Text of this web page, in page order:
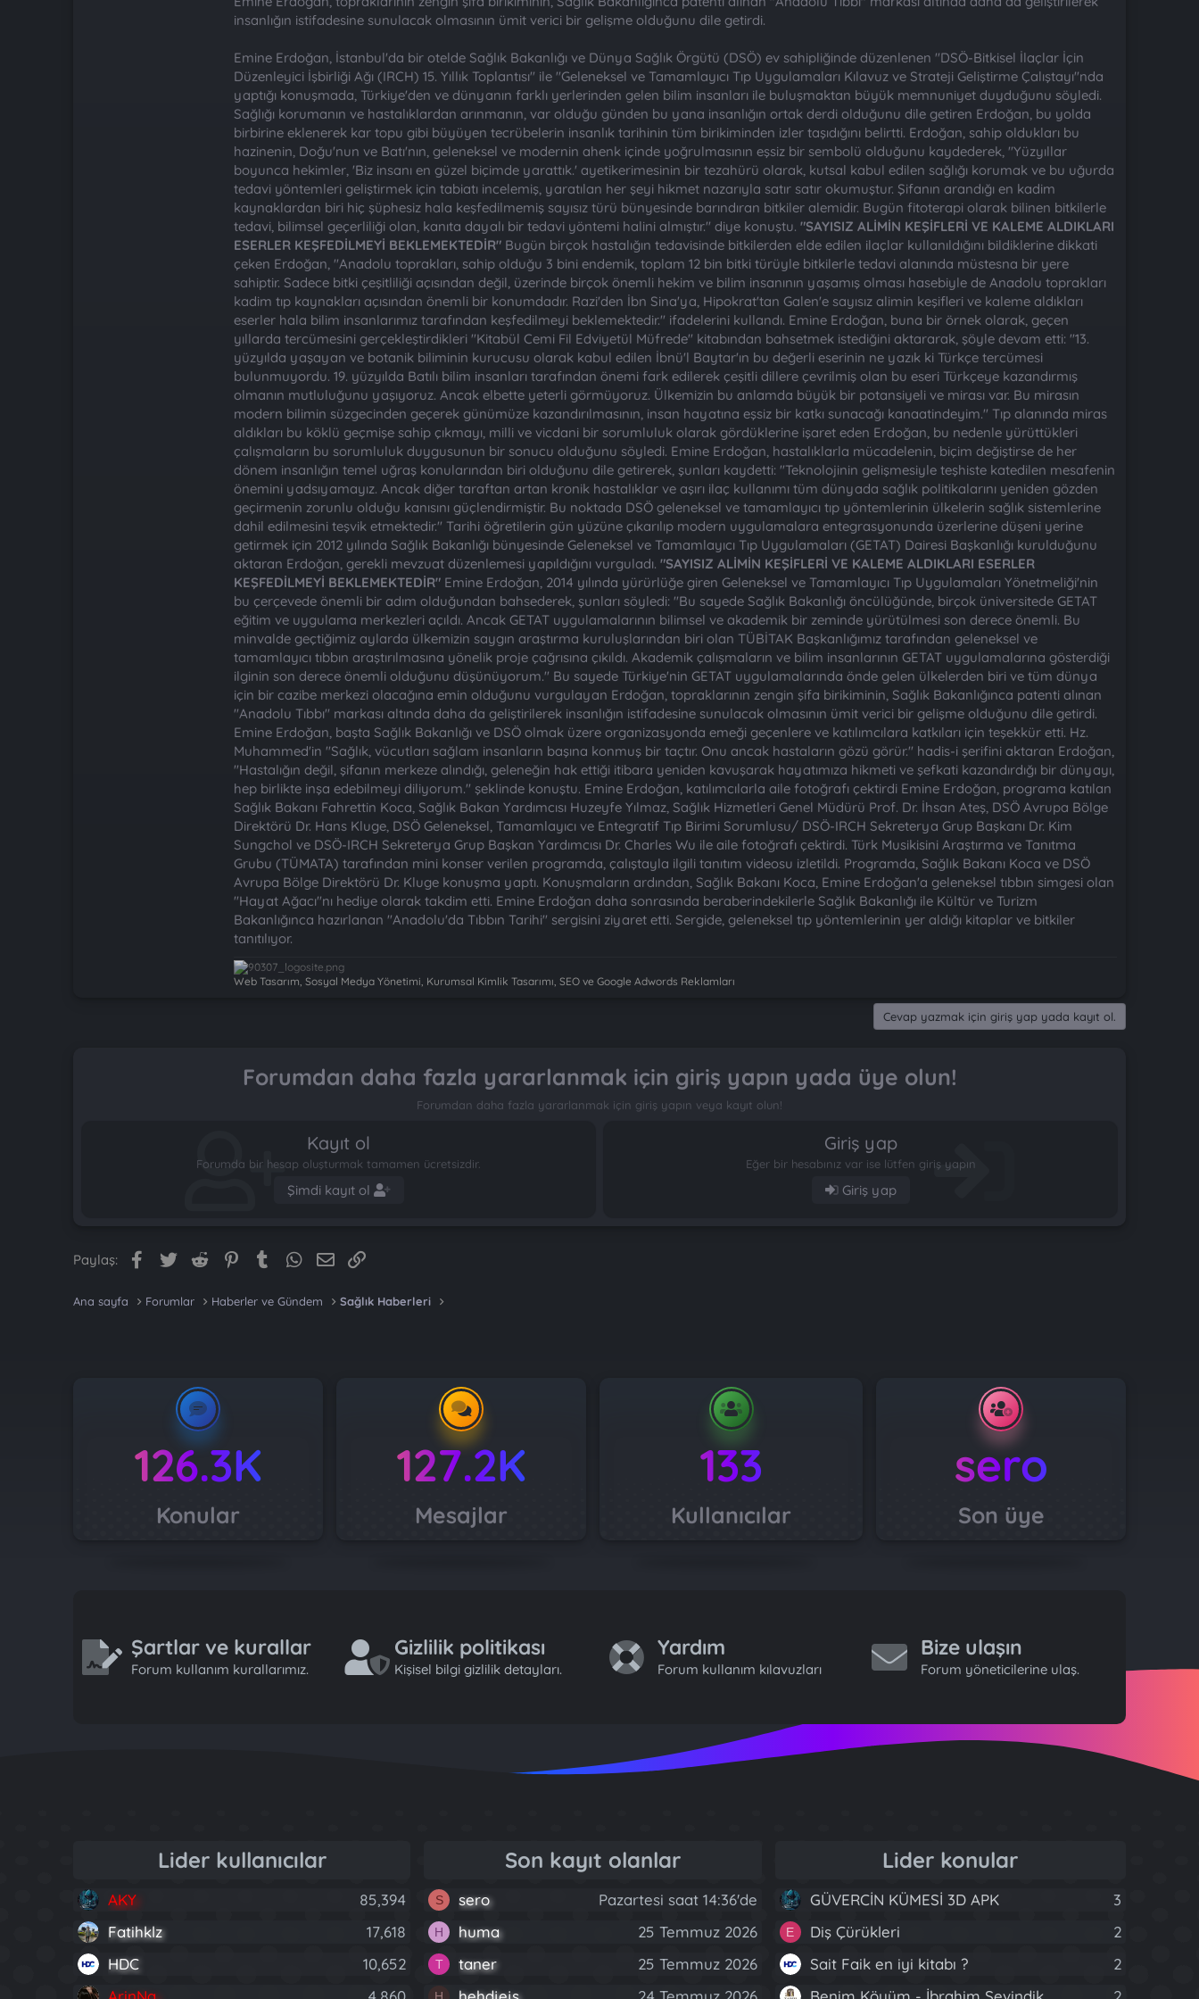
insanlığın istifadesine sunulacak olmasının ümit verici bir gelişme olduğunu dile getirdi.
Emine Erdoğan, İstanbul'da bir otelde Sağlık Bakanlığı ve Dünya Sağlık Örgütü (DSÖ) ev sahipliğinde düzenlenen "DSÖ-Bitkisel İlaçlar İçin
Düzenleyici İşbirliği Ağı (IRCH) 15. Yıllık Toplantısı" ile "Geleneksel ve Tamamlayıcı Tıp Uygulamaları Kılavuz ve Strateji Geliştirme Çalıştayı"nda
yaptığı konuşmada, Türkiye'den ve dünyanın farklı yerlerinden gelen bilim insanları ile buluşmaktan büyük memnuniyet duyduğunu söyledi.
Sağlığı korumanın ve hastalıklardan arınmanın, var olduğu günden bu yana insanlığın ortak derdi olduğunu dile getiren Erdoğan, bu yolda
birbirine eklenerek kar topu gibi büyüyen tecrübelerin insanlık tarihinin tüm birikiminden izler taşıdığını belirtti. Erdoğan, sahip oldukları bu
hazinenin, Doğu'nun ve Batı'nın, geleneksel ve modernin ahenk içinde yoğrulmasının eşsiz bir sembolü olduğunu kaydederek, "Yüzyıllar
boyunca hekimler, 'Biz insanı en güzel biçimde yarattık.' ayetikerimesinin bir tezahürü olarak, kutsal kabul edilen sağlığı korumak ve bu uğurda
tedavi yöntemleri geliştirmek için tabiatı incelemiş, yaratılan her şeyi hikmet nazarıyla satır satır okumuştur. Şifanın arandığı en kadim
kaynaklardan biri hiç şüphesiz hala keşfedilmemiş sayısız türü bünyesinde barındıran bitkiler alemidir. Bugün fitoterapi olarak bilinen bitkilerle
tedavi, bilimsel geçerliliği olan, kanıta dayalı bir tedavi yöntemi halini almıştır." diye konuştu. "SAYISIZ ALİMİN KEŞİFLERİ VE KALEME ALDIKLARI
ESERLER KEŞFEDİLMEYİ BEKLEMEKTEDİR" Bugün birçok hastalığın tedavisinde bitkilerden elde edilen ilaçlar kullanıldığını bildiklerine dikkati
çeken Erdoğan, "Anadolu toprakları, sahip olduğu 3 bini endemik, toplam 12 bin bitki türüyle bitkilerle tedavi alanında müstesna bir yere
sahiptir. Sadece bitki çeşitliliği açısından değil, üzerinde birçok önemli hekim ve bilim insanının yaşamış olması hasebiyle de Anadolu toprakları
kadim tıp kaynakları açısından önemli bir konumdadır. Razi'den İbn Sina'ya, Hipokrat'tan Galen'e sayısız alimin keşifleri ve kaleme aldıkları
eserler hala bilim insanlarımız tarafından keşfedilmeyi beklemektedir." ifadelerini kullandı. Emine Erdoğan, buna bir örnek olarak, geçen
yıllarda tercümesini gerçekleştirdikleri "Kitabül Cemi Fil Edviyetül Müfrede" kitabından bahsetmek istediğini aktararak, şöyle devam etti: "13.
yüzyılda yaşayan ve botanik biliminin kurucusu olarak kabul edilen İbnü'l Baytar'ın bu değerli eserinin ne yazık ki Türkçe tercümesi
bulunmuyordu. 19. yüzyılda Batılı bilim insanları tarafından önemi fark edilerek çeşitli dillere çevrilmiş olan bu eseri Türkçeye kazandırmış
olmanın mutluluğunu yaşıyoruz. Ancak elbette yeterli görmüyoruz. Ülkemizin bu anlamda büyük bir potansiyeli ve mirası var. Bu mirasın
modern bilimin süzgecinden geçerek günümüze kazandırılmasının, insan hayatına eşsiz bir katkı sunacağı kanaatindeyim." Tıp alanında miras
aldıkları bu köklü geçmişe sahip çıkmayı, milli ve vicdani bir sorumluluk olarak gördüklerine işaret eden Erdoğan, bu nedenle yürüttükleri
çalışmaların bu sorumluluk duygusunun bir sonucu olduğunu söyledi. Emine Erdoğan, hastalıklarla mücadelenin, biçim değiştirse de her
dönem insanlığın temel uğraş konularından biri olduğunu dile getirerek, şunları kaydetti: "Teknolojinin gelişmesiyle teşhiste katedilen mesafenin
önemini yadsıyamayız. Ancak diğer taraftan artan kronik hastalıklar ve aşırı ilaç kullanımı tüm dünyada sağlık politikalarını yeniden gözden
geçirmenin zorunlu olduğu kanısını güçlendirmiştir. Bu noktada DSÖ geleneksel ve tamamlayıcı tıp yöntemlerinin ülkelerin sağlık sistemlerine
dahil edilmesini teşvik etmektedir." Tarihi öğretilerin gün yüzüne çıkarılıp modern uygulamalara entegrasyonunda üzerlerine düşeni yerine
getirmek için 2012 yılında Sağlık Bakanlığı bünyesinde Geleneksel ve Tamamlayıcı Tıp Uygulamaları (GETAT) Dairesi Başkanlığı kurulduğunu
aktaran Erdoğan, gerekli mevzuat düzenlemesi yapıldığını vurguladı. "SAYISIZ ALİMİN KEŞİFLERİ VE KALEME ALDIKLARI ESERLER
KEŞFEDİLMEYİ BEKLEMEKTEDİR" Emine Erdoğan, 2014 yılında yürürlüğe giren Geleneksel ve Tamamlayıcı Tıp Uygulamaları Yönetmeliği'nin
bu çerçevede önemli bir adım olduğundan bahsederek, şunları söyledi: "Bu sayede Sağlık Bakanlığı öncülüğünde, birçok üniversitede GETAT
eğitim ve uygulama merkezleri açıldı. Ancak GETAT uygulamalarının bilimsel ve akademik bir zeminde yürütülmesi son derece önemli. Bu
minvalde geçtiğimiz aylarda ülkemizin saygın araştırma kuruluşlarından biri olan TÜBİTAK Başkanlığımız tarafından geleneksel ve
tamamlayıcı tıbbın araştırılmasına yönelik proje çağrısına çıkıldı. Akademik çalışmaların ve bilim insanlarının GETAT uygulamalarına gösterdiği
ilginin son derece önemli olduğunu düşünüyorum." Bu sayede Türkiye'nin GETAT uygulamalarında önde gelen ülkelerden biri ve tüm dünya
için bir cazibe merkezi olacağına emin olduğunu vurgulayan Erdoğan, topraklarının zengin şifa birikiminin, Sağlık Bakanlığınca patenti alınan
"Anadolu Tıbbı" markası altında daha da geliştirilerek insanlığın istifadesine sunulacak olmasının ümit verici bir gelişme olduğunu dile getirdi.
Emine Erdoğan, başta Sağlık Bakanlığı ve DSÖ olmak üzere organizasyonda emeği geçenlere ve katılımcılara katkıları için teşekkür etti. Hz.
Muhammed'in "Sağlık, vücutları sağlam insanların başına konmuş bir taçtır. Onu ancak hastaların gözü görür." hadis-i şerifini aktaran Erdoğan,
"Hastalığın değil, şifanın merkeze alındığı, geleneğin hak ettiği itibara yeniden kavuşarak hayatımıza hikmeti ve şefkati kazandırdığı bir dünyayı,
hep birlikte inşa edebilmeyi diliyorum." şeklinde konuştu. Emine Erdoğan, katılımcılarla aile fotoğrafı çektirdi Emine Erdoğan, programa katılan
Sağlık Bakanı Fahrettin Koca, Sağlık Bakan Yardımcısı Huzeyfe Yılmaz, Sağlık Hizmetleri Genel Müdürü Prof. Dr. İhsan Ateş, DSÖ Avrupa Bölge
Direktörü Dr. Hans Kluge, DSÖ Geleneksel, Tamamlayıcı ve Entegratif Tıp Birimi Sorumlusu/ DSÖ-IRCH Sekreterya Grup Başkanı Dr. Kim
Sungchol ve DSÖ-IRCH Sekreterya Grup Başkan Yardımcısı Dr. Charles Wu ile aile fotoğrafı çektirdi. Türk Musikisini Araştırma ve Tanıtma
Grubu (TÜMATA) tarafından mini konser verilen programda, çalıştayla ilgili tanıtım videosu izletildi. Programda, Sağlık Bakanı Koca ve DSÖ
Avrupa Bölge Direktörü Dr. Kluge konuşma yaptı. Konuşmaların ardından, Sağlık Bakanı Koca, Emine Erdoğan'a geleneksel tıbbın simgesi olan
"Hayat Ağacı"nı hediye olarak takdim etti. Emine Erdoğan daha sonrasında beraberindekilerle Sağlık Bakanlığı ile Kültür ve Turizm
Bakanlığınca hazırlanan "Anadolu'da Tıbbın Tarihi" sergisini ziyaret etti. Sergide, geleneksel tıp yöntemlerinin yer aldığı kitaplar ve bitkiler
tanıtılıyor.
Web Tasarım, Sosyal Medya Yönetimi, Kurumsal Kimlik Tasarımı, SEO ve Google Adwords Reklamları
Cevap yazmak için giriş yap yada kayıt ol.
Forumdan daha fazla yararlanmak için giriş yapın yada üye olun!
Forumdan daha fazla yararlanmak için giriş yapın veya kayıt olun!
Kayıt ol
Forumda bir hesap oluşturmak tamamen ücretsizdir.
Şimdi kayıt ol
Giriş yap
Eğer bir hesabınız var ise lütfen giriş yapın
Giriş yap
Paylaş: Facebook
Twitter Reddit PinterestTumblrWhatsApp
E-posta
Ana sayfa Forumlar Haberler ve Gündem Sağlık Haberleri
126.3K
Konular
127.2K
Mesajlar
133
Kullanıcılar
sero
Son üye
Şartlar ve kurallar
Forum kullanım kurallarımız.
Gizlilik politikası
Kişisel bilgi gizlilik detayları.
Yardım
Forum kullanım kılavuzları
Bize ulaşın
Forum yöneticilerine ulaş.
Lider kullanıcılar
AKY
85,394
Fatihklz
17,618
HDC
10,652
Son kayıt olanlar
S sero Pazartesi saat 14:36'de
H huma 25 Temmuz 2026
T taner 25 Temmuz 2026
Lider konular
GÜVERCİN KÜMESİ 3D APK 3
E Diş Çürükleri
2
Sait Faik en iyi kitabı ?
2